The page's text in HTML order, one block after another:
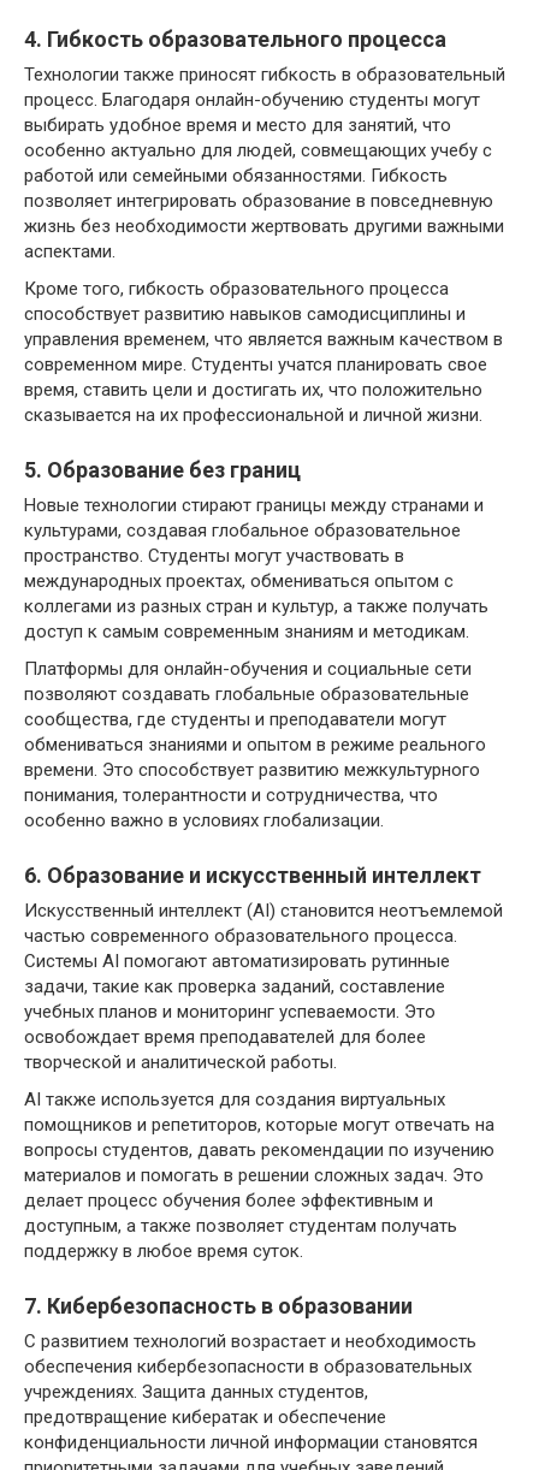
4. Гибкость образовательного процесса
Технологии также приносят гибкость в образовательный
процесс. Благодаря онлайн-обучению студенты могут
выбирать удобное время и место для занятий, что
особенно актуально для людей, совмещающих учебу с
работой или семейными обязанностями. Гибкость
позволяет интегрировать образование в повседневную
жизнь без необходимости жертвовать другими важными
аспектами.
Кроме того, гибкость образовательного процесса
способствует развитию навыков самодисциплины и
управления временем, что является важным качеством в
современном мире. Студенты учатся планировать свое
время, ставить цели и достигать их, что положительно
сказывается на их профессиональной и личной жизни.
5. Образование без границ
Новые технологии стирают границы между странами и
культурами, создавая глобальное образовательное
пространство. Студенты могут участвовать в
международных проектах, обмениваться опытом с
коллегами из разных стран и культур, а также получать
доступ к самым современным знаниям и методикам.
Платформы для онлайн-обучения и социальные сети
позволяют создавать глобальные образовательные
сообщества, где студенты и преподаватели могут
обмениваться знаниями и опытом в режиме реального
времени. Это способствует развитию межкультурного
понимания, толерантности и сотрудничества, что
особенно важно в условиях глобализации.
6. Образование и искусственный интеллект
Искусственный интеллект (AI) становится неотъемлемой
частью современного образовательного процесса.
Системы AI помогают автоматизировать рутинные
задачи, такие как проверка заданий, составление
учебных планов и мониторинг успеваемости. Это
освобождает время преподавателей для более
творческой и аналитической работы.
AI также используется для создания виртуальных
помощников и репетиторов, которые могут отвечать на
вопросы студентов, давать рекомендации по изучению
материалов и помогать в решении сложных задач. Это
делает процесс обучения более эффективным и
доступным, а также позволяет студентам получать
поддержку в любое время суток.
7. Кибербезопасность в образовании
С развитием технологий возрастает и необходимость
обеспечения кибербезопасности в образовательных
учреждениях. Защита данных студентов,
предотвращение кибератак и обеспечение
конфиденциальности личной информации становятся